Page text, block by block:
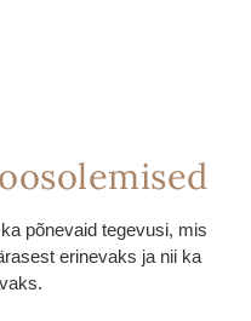
põnevaid tegevusi, mis
erinevaks ja nii ka